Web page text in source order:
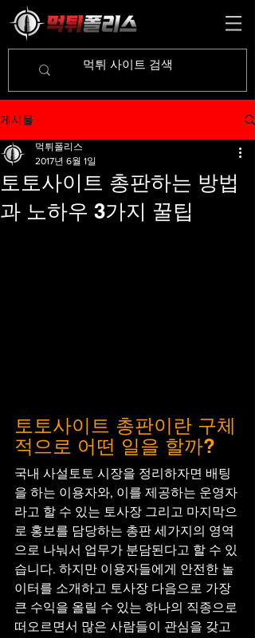
게시물
토토사이트 총판하는 방법
과 노하우 3가지 꿀팁
먹튀폴리스
2017년 6월 1일
토토사이트 총판이란 구체
적으로 어떤 일을 할까?
국내 사설토토 시장을 정리하자면 배팅
을 하는 이용자와, 이를 제공하는 운영자
라고 할 수 있는 토사장 그리고 마지막으
로 홍보를 담당하는 총판 세가지의 영역
으로 나눠서 업무가 분담된다고 할 수 있
습니다. 하지만 이용자들에게 안전한 놀
이터를 소개하고 토사장 다음으로 가장
큰 수익을 올릴 수 있는 하나의 직종으로
떠오르면서 많은 사람들이 관심을 갖고